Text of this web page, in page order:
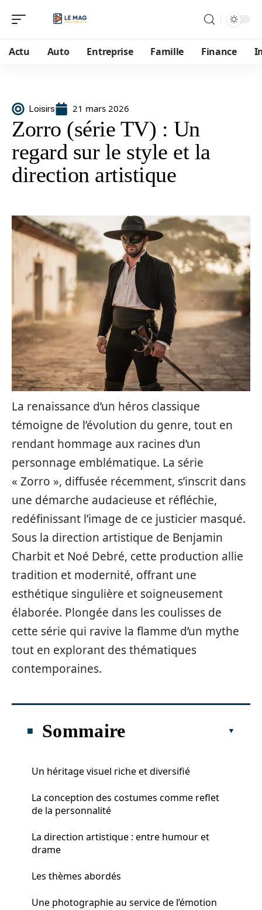
Actu Auto Entreprise Famille Finance
Loisirs 21 mars 2026
Zorro (série TV) : Un
regard sur le style et la
direction artistique
La renaissance d’un héros classique
témoigne de l’évolution du genre, tout en
rendant hommage aux racines d’un
personnage emblématique. La série
« Zorro », diffusée récemment, s’inscrit dans
une démarche audacieuse et réfléchie,
redéfinissant l’image de ce justicier masqué.
Sous la direction artistique de Benjamin
Charbit et Noé Debré, cette production allie
tradition et modernité, offrant une
esthétique singulière et soigneusement
élaborée. Plongée dans les coulisses de
cette série qui ravive la flamme d’un mythe
tout en explorant des thématiques
contemporaines.
Sommaire
Un héritage visuel riche et diversifié
La conception des costumes comme reflet
de la personnalité
La direction artistique : entre humour et
drame
Les thèmes abordés
Une photographie au service de l’émotion